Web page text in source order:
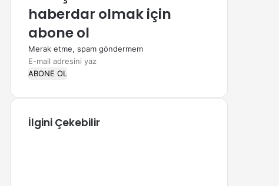
haberdar olmak için
abone ol
Merak etme, spam göndermem
E-
mail
yaz
İlgini Çekebilir